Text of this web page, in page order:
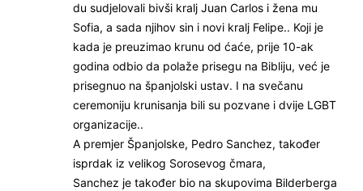
du sudjelovali bivši kralj Juan Carlos i žena mu
Sofia, a sada njihov sin i novi kralj Felipe.. Koji je
kada je preuzimao krunu od ćaće, prije 10-ak
godina odbio da polaže prisegu na Bibliju, već je
prisegnuo na španjolski ustav. I na svečanu
ceremoniju krunisanja bili su pozvane i dvije LGBT
organizacije..
A premjer Španjolske, Pedro Sanchez, također
isprdak iz velikog Sorosevog čmara,
Sanchez je također bio na skupovima Bilderberga